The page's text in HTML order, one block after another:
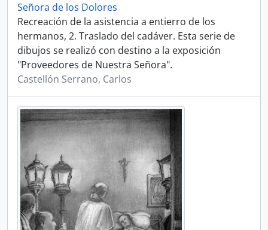
Señora de los Dolores
Recreación de la asistencia a entierro de los
hermanos, 2. Traslado del cadáver. Esta serie de
dibujos se realizó con destino a la exposición
"Proveedores de Nuestra Señora".
Castellón Serrano, Carlos